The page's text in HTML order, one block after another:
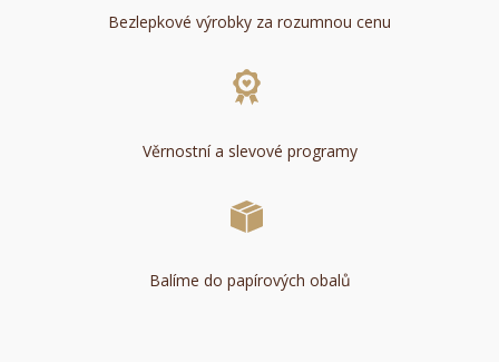
Bezlepkové výrobky za rozumnou cenu
Věrnostní a slevové programy
Balíme do papírových obalů